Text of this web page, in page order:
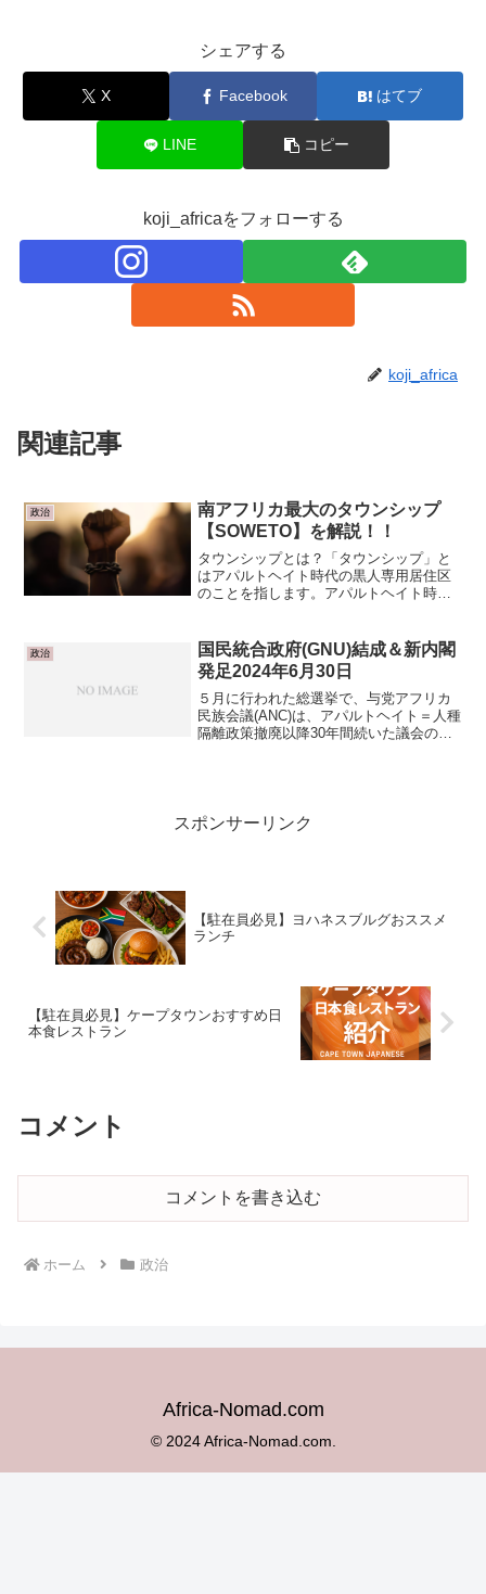
シェアする
X Facebook はてブ
LINE コピー
koji_africaをフォローする
koji_africa
関連記事
政治
南アフリカ最大のタウンシップ
【SOWETO】を解説！！
タウンシップとは？「タウンシップ」と
はアパルトヘイト時代の黒人専用居住区
のことを指します。アパルトヘイト時代
れ、鉱山や発電所などの施設の近くに位
置していることが多いです...
政治
国民統合政府(GNU)結成＆新内閣
発足2024年6月30日
５月に行われた総選挙で、与党アフリカ
民族会議(ANC)は、アパルトヘイト＝人種
隔離政策撤廃以降30年間続いた議会の過
スポンサーリンク
【駐在員必見】ヨハネスブルグおススメ
ランチ
【駐在員必見】ケープタウンおすすめ日
本食レストラン
コメント
コメントを書き込む
ホーム 政治
Africa-Nomad.com
© 2024 Africa-Nomad.com.